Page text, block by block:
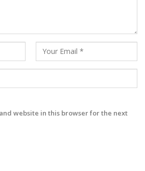
website in this browser for the next